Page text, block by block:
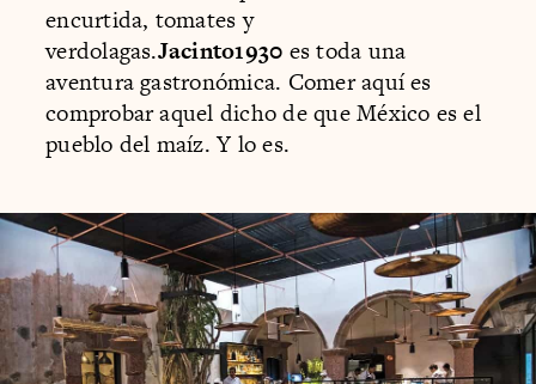
encurtida, tomates y
verdolagas.Jacinto1930 es toda una
aventura gastronómica. Comer aquí es
comprobar aquel dicho de que México es el
pueblo del maíz. Y lo es.